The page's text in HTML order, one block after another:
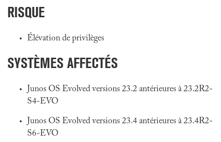
RISQUE
Élévation de privilèges
SYSTÈMES AFFECTÉS
Junos OS Evolved versions 23.2 antérieures à 23.2R2-
S4-EVO
Junos OS Evolved versions 23.4 antérieures à 23.4R2-
S6-EVO